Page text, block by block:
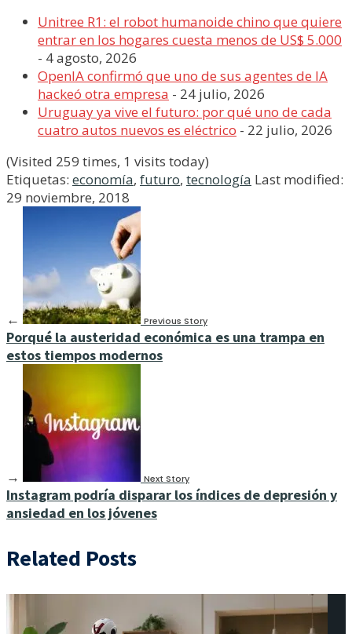
Unitree R1: el robot humanoide chino que quiere
entrar en los hogares cuesta menos de US$ 5.000
- 4 agosto, 2026
OpenIA confirmó que uno de sus agentes de IA
hackeó otra empresa - 24 julio, 2026
Uruguay ya vive el futuro: por qué uno de cada
cuatro autos nuevos es eléctrico - 22 julio, 2026
(Visited 259 times, 1 visits today)
Etiquetas: economía, futuro, tecnología Last modified:
29 noviembre, 2018
← Previous Story
Porqué la austeridad económica es una trampa en
estos tiempos modernos
→ Next Story
Instagram podría disparar los índices de depresión y
ansiedad en los jóvenes
Related Posts